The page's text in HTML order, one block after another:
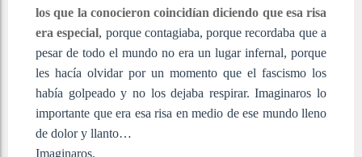
los que la conocieron coincidían diciendo que esa risa
era especial, porque contagiaba, porque recordaba que a
pesar de todo el mundo no era un lugar infernal, porque
les hacía olvidar por un momento que el fascismo los
había golpeado y no los dejaba respirar. Imaginaros lo
importante que era esa risa en medio de ese mundo lleno
de dolor y llanto…
Imaginaros.